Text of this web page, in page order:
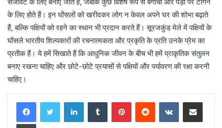
के लिए होते हैं। इन घोंसलों को खरीदकर लोग न केवल अपने घर की शोभा बढ़ाते
हैं, बल्कि पक्षियों को रहने का स्थान भी प्रदान करते हैं। सूरजकुंड मेले में पक्षियों के
घोंसले भारतीय शिल्पकारों की रचनात्मकता और प्रकृति के प्रति उनके प्रेम का
प्रतीक हैं। ये हमें सिखाते हैं कि आधुनिक जीवन के बीच भी हमें प्राकृतिक संतुलन
बनाए रखना चाहिए और छोटे-छोटे प्रयासों से पक्षियों और पर्यावरण की रक्षा करनी
चाहिए।
LinkedInTumblr PinterestReddit VKontakteShare via Email
Print